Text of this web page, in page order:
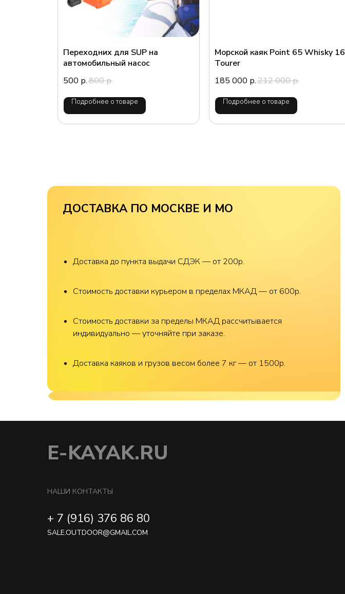
Переходних для SUP на
автомобильный насос
500 р.800р.
Подробнее о товаре
Морской каяк Point 65 Whisky 16
Tourer
185 000 р.212 000р.
Подробнее о товаре
ДОСТАВКА ПО МОСКВЕ И МО
Доставка до пункта выдачи СДЭК — от 200р.
Стоимость доставки курьером в пределах МКАД — от 600р.
Стоимость доставки за пределы МКАД рассчитывается
индивидуально — уточняйте при заказе.
Доставка каяков и грузов весом более 7 кг — от 1500р.
E-KAYAK.RU
НАШИ КОНТАКТЫ
+ 7 (916) 376 86 80
SALE.OUTDOOR@GMAIL.COM